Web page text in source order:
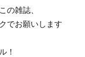
の雑誌、
でお願いします
！